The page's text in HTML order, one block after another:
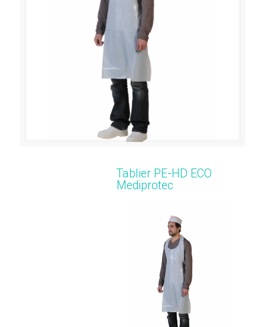
Tablier PE-HD ECO
Mediprotec